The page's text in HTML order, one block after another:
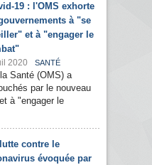
19 : l'OMS exhorte
à "se
et à "engager le
2020 SANTÉ
Santé (OMS) a
par le nouveau
à "engager le
contre le
évoquée par